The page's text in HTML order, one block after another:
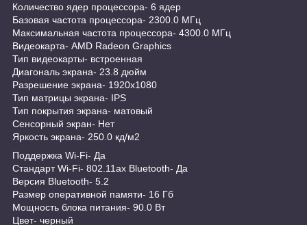
Количество ядер процессора- 6 ядер
Базовая частота процессора- 2300.0 МГц
Максимальная частота процессора- 4300.0 МГц
Видеокарта- AMD Radeon Graphics
Тип видеокарты- встроенная
Диагональ экрана- 23.8 дюйм
Разрешение экрана- 1920x1080
Тип матрицы экрана- IPS
Тип покрытия экрана- матовый
Сенсорный экран- Нет
Яркость экрана- 250.0 кд/м2
Поддержка Wi-Fi- Да
Стандарт Wi-Fi- 802.11ax Bluetooth- Да
Версия Bluetooth- 5.2
Размер оперативной памяти- 16 Гб
Мощность блока питания- 90.0 Вт
Цвет- черный